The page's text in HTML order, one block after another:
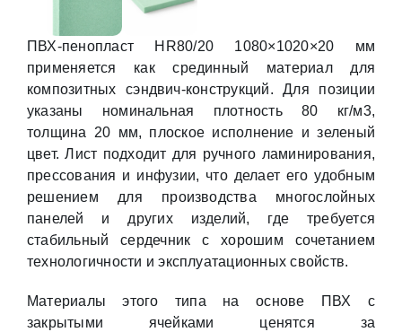
ПВХ-пенопласт HR80/20 1080×1020×20 мм
применяется как срединный материал для
композитных сэндвич-конструкций. Для позиции
указаны номинальная плотность 80 кг/м3,
толщина 20 мм, плоское исполнение и зеленый
цвет. Лист подходит для ручного ламинирования,
прессования и инфузии, что делает его удобным
решением для производства многослойных
панелей и других изделий, где требуется
стабильный сердечник с хорошим сочетанием
технологичности и эксплуатационных свойств.
Материалы этого типа на основе ПВХ с
закрытыми ячейками ценятся за